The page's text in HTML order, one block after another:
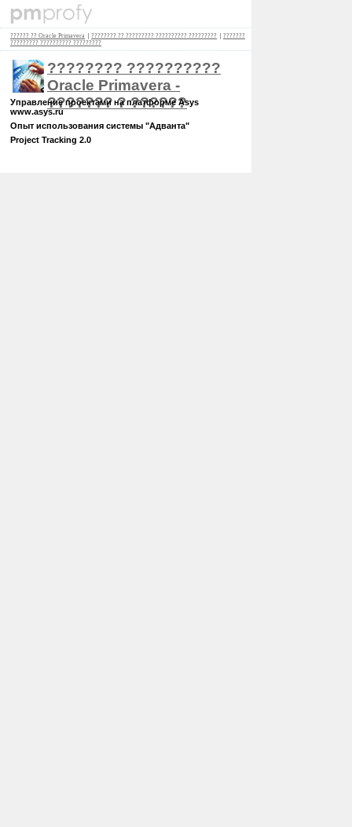
?????? ?? Oracle Primavera ???????? ?? ????????? ?????????? ?????????
???????
????????? ?????????? ?????????
???????? ??????????
Oracle Primavera -
??????? ? ??????
Управление проектами на платформе Asys
www.asys.ru
Опыт использования системы "Адванта"
Project Tracking 2.0